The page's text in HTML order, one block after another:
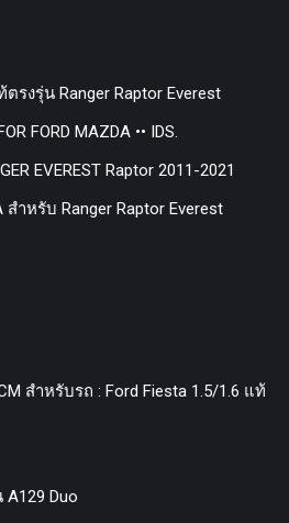
ตรงรุ่น Ranger Raptor Everest
FORD MAZDA •• IDS.
EVEREST Raptor 2011-2021
สำหรับ Ranger Raptor Everest
สำหรับรถ : Ford Fiesta 1.5/1.6 แท้
Duo